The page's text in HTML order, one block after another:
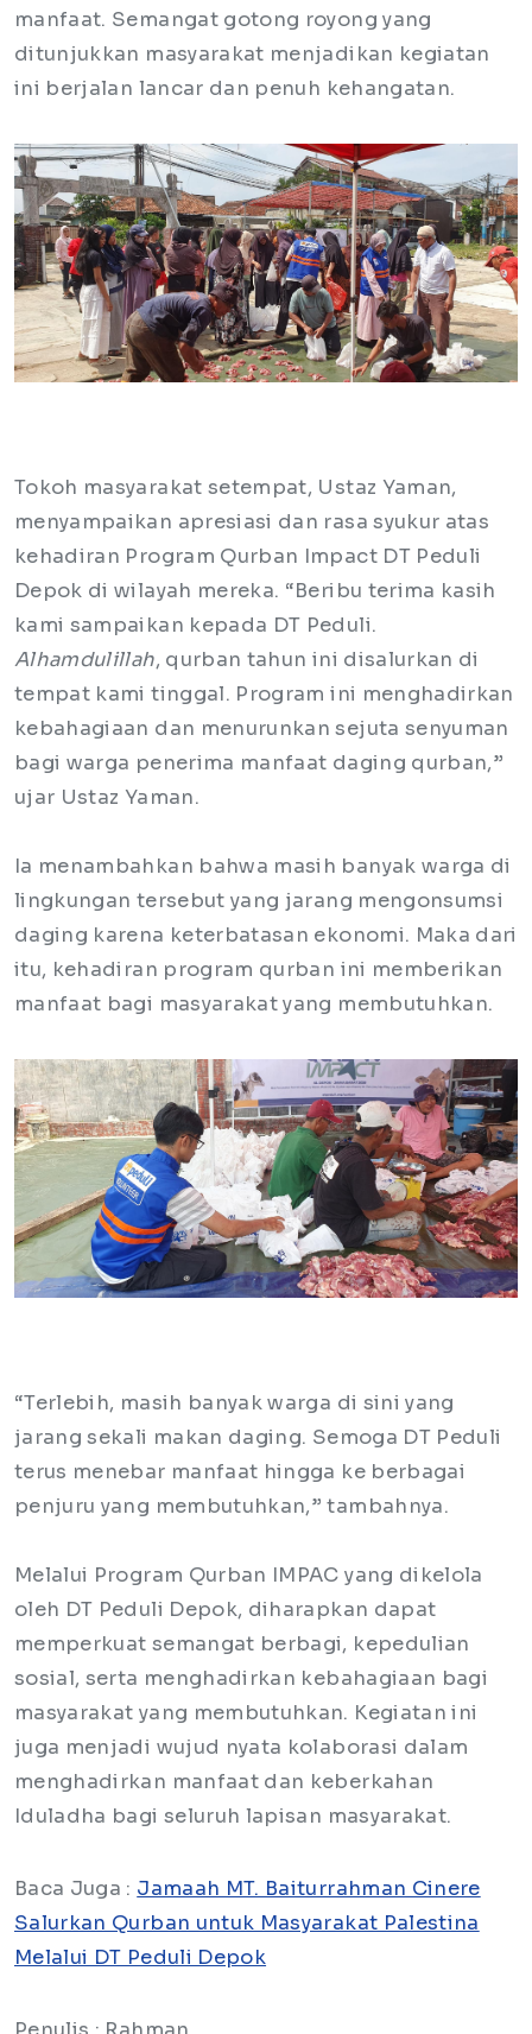
manfaat. Semangat gotong royong yang
ditunjukkan masyarakat menjadikan kegiatan
ini berjalan lancar dan penuh kehangatan.
Tokoh masyarakat setempat, Ustaz Yaman,
menyampaikan apresiasi dan rasa syukur atas
kehadiran Program Qurban Impact DT Peduli
Depok di wilayah mereka. “Beribu terima kasih
kami sampaikan kepada DT Peduli.
Alhamdulillah, qurban tahun ini disalurkan di
tempat kami tinggal. Program ini menghadirkan
kebahagiaan dan menurunkan sejuta senyuman
bagi warga penerima manfaat daging qurban,”
ujar Ustaz Yaman.
Ia menambahkan bahwa masih banyak warga di
lingkungan tersebut yang jarang mengonsumsi
daging karena keterbatasan ekonomi. Maka dari
itu, kehadiran program qurban ini memberikan
manfaat bagi masyarakat yang membutuhkan.
“Terlebih, masih banyak warga di sini yang
jarang sekali makan daging. Semoga DT Peduli
terus menebar manfaat hingga ke berbagai
penjuru yang membutuhkan,” tambahnya.
Melalui Program Qurban IMPAC yang dikelola
oleh DT Peduli Depok, diharapkan dapat
memperkuat semangat berbagi, kepedulian
sosial, serta menghadirkan kebahagiaan bagi
masyarakat yang membutuhkan. Kegiatan ini
juga menjadi wujud nyata kolaborasi dalam
menghadirkan manfaat dan keberkahan
Iduladha bagi seluruh lapisan masyarakat.
Baca Juga : Jamaah MT. Baiturrahman Cinere
Salurkan Qurban untuk Masyarakat Palestina
Melalui DT Peduli Depok